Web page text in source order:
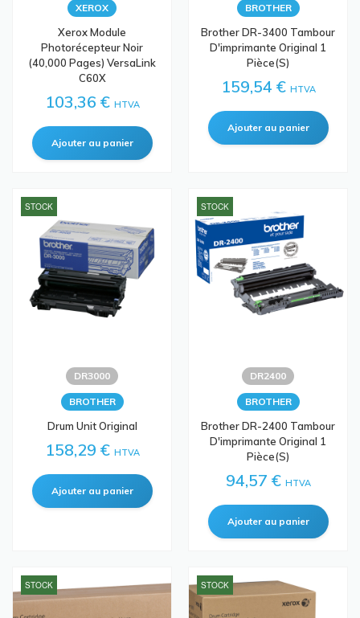
XEROX
Xerox Module
Photorécepteur Noir
(40,000 Pages) VersaLink
C60X
103,36 € HTVA
BROTHER
Brother DR-3400 Tambour
D'imprimante Original 1
Pièce(s)
159,54 € HTVA
STOCK
DR3000
BROTHER
Drum Unit Original
158,29 € HTVA
STOCK
DR2400
BROTHER
Brother DR-2400 Tambour
D'imprimante Original 1
Pièce(s)
94,57 € HTVA
STOCK STOCK